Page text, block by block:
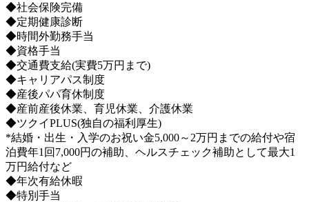
◆社会保険完備
◆定期健康診断
◆時間外勤務手当
◆資格手当
◆交通費支給(実費5万円まで)
◆キャリアパス制度
◆産後パパ育休制度
◆産前産後休業、育児休業、介護休業
◆ツクイPLUS(独自の福利厚生)
*結婚・出生・入学のお祝い金5,000～2万円までの給付や宿
泊費年1回7,000円の補助、ヘルスチェック補助として最大1
万円給付など
◆年次有給休暇
◆特別手当